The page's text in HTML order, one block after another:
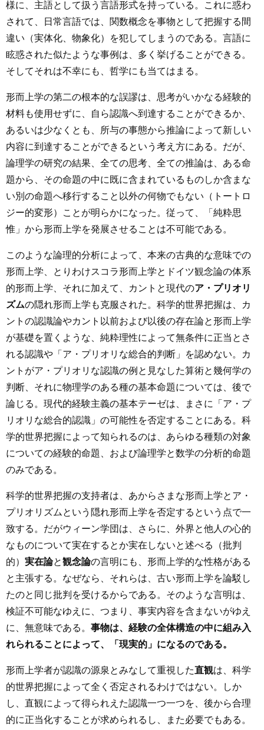
様に、主語として扱う言語形式を持っている。これに惑わ
されて、日常言語では、関数概念を事物として把握する間
違い（実体化、物象化）を犯してしまうのである。言語に
眩惑された似たような事例は、多く挙げることができる。
そしてそれは不幸にも、哲学にも当てはまる。
形而上学の第二の根本的な誤謬は、思考がいかなる経験的
材料も使用せずに、自ら認識へ到達することができるか、
あるいは少なくとも、所与の事態から推論によって新しい
内容に到達することができるという考え方にある。だが、
論理学の研究の結果、全ての思考、全ての推論は、ある命
題から、その命題の中に既に含まれているものしか含まな
い別の命題へ移行すること以外の何物でもない（トートロ
ジー的変形）ことが明らかになった。従って、「純粋思
惟」から形而上学を発展させることは不可能である。
このような論理的分析によって、本来の古典的な意味での
形而上学、とりわけスコラ形而上学とドイツ観念論の体系
的形而上学、それに加えて、カントと現代のア・プリオリ
ズムの隠れ形而上学も克服された。科学的世界把握は、カ
ントの認識論やカント以前および以後の存在論と形而上学
が基礎を置くような、純粋理性によって無条件に正当とさ
れる認識や「ア・プリオリな総合的判断」を認めない。カ
ントがア・プリオリな認識の例と見なした算術と幾何学の
判断、それに物理学のある種の基本命題については、後で
論じる。現代的経験主義の基本テーゼは、まさに「ア・プ
リオリな総合的認識」の可能性を否定することにある。科
学的世界把握によって知られるのは、あらゆる種類の対象
についての経験的命題、および論理学と数学の分析的命題
のみである。
科学的世界把握の支持者は、あからさまな形而上学とア・
プリオリズムという隠れ形而上学を否定するという点で一
致する。だがウィーン学団は、さらに、外界と他人の心的
なものについて実在するとか実在しないと述べる（批判
的） 実在論と観念論の言明にも、形而上学的な性格がある
と主張する。なぜなら、それらは、古い形而上学を論駁し
たのと同じ批判を受けるからである。そのような言明は、
検証不可能なゆえに、つまり、事実内容を含まないがゆえ
に、無意味である。 事物は、経験の全体構造の中に組み入
れられることによって、「現実的」になるのである。
形而上学者が認識の源泉とみなして重視した直観は、科学
的世界把握によって全く否定されるわけではない。しか
し、直観によって得られえた認識一つ一つを、後から合理
的に正当化することが求められるし、また必要でもある。